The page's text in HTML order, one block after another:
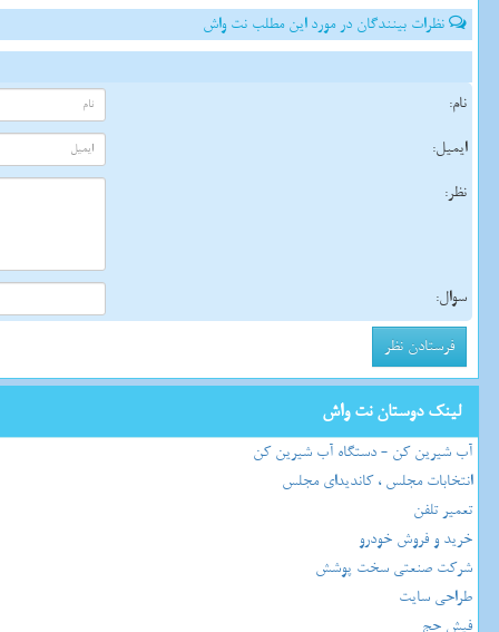
نظرات بینندگان در مورد این مطلب نت واش
نام:
ایمیل:
نظر:
سوال:
لینک دوستان نت واش
آب شیرین کن - دستگاه آب شیرین کن
انتخابات مجلس ، کاندیدای مجلس
تعمیر تلفن
خرید و فروش خودرو
شرکت صنعتی سخت پوشش
طراحی سایت
فیش حج